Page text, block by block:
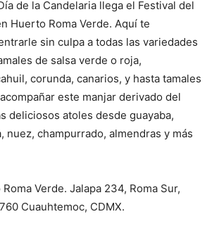
de la Candelaria llega el Festival del
Huerto Roma Verde. Aquí te
sin culpa a todas las variedades
de salsa verde o roja,
corunda, canarios, y hasta tamales
este manjar derivado del
deliciosos atoles desde guayaba,
nuez, champurrado, almendras y más
Verde. Jalapa 234, Roma Sur,
Cuauhtemoc, CDMX.